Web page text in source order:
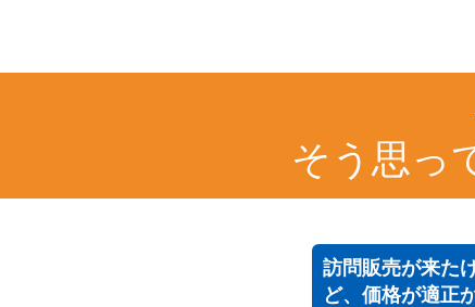
そう思っ
訪問販売が来た
ど、価格が適正